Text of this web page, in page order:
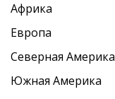
Африка
Европа
Северная Америка
Южная Америка